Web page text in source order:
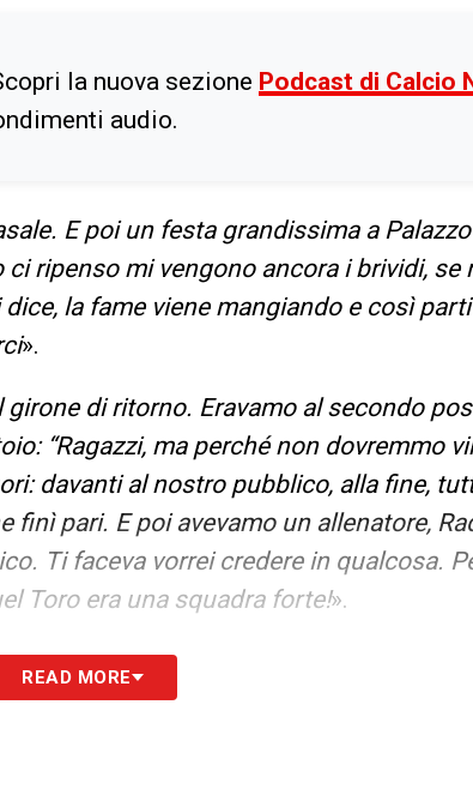
la nuova sezione Podcast di Calcio
audio.
E poi un festa grandissima a
ripenso mi vengono ancora i brividi, se
la fame viene mangiando e così
».
girone di ritorno. Eravamo al secondo
“Ragazzi, ma perché non dovremmo
davanti al nostro pubblico, alla fine,
finì pari. E poi avevamo un allenatore,
Ti faceva vorrei credere in qualcosa.
Toro era una squadra forte!».
due da titolare e due entrando dalla
READ MORE